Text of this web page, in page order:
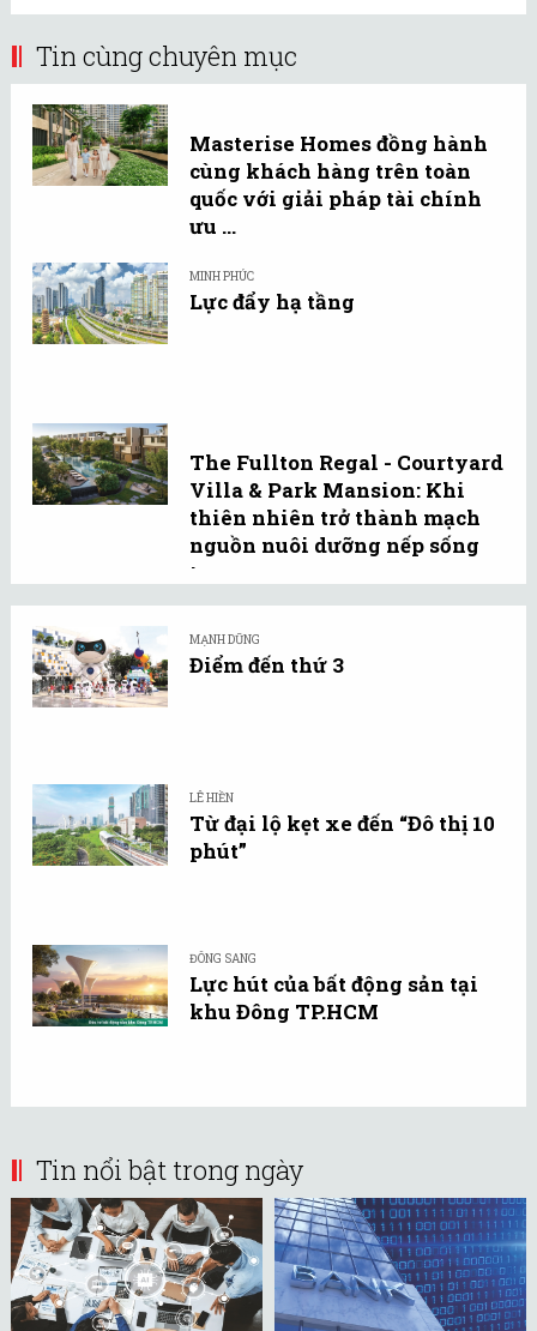
Tin cùng chuyên mục
Masterise Homes đồng hành
cùng khách hàng trên toàn
quốc với giải pháp tài chính
ưu ...
MINH PHÚC
Lực đẩy hạ tầng
The Fullton Regal - Courtyard
Villa & Park Mansion: Khi
thiên nhiên trở thành mạch
nguồn nuôi dưỡng nếp sống
tự ...
MẠNH DŨNG
Điểm đến thứ 3
LÊ HIỀN
Từ đại lộ kẹt xe đến “Đô thị 10
phút”
ĐÔNG SANG
Lực hút của bất động sản tại
khu Đông TP.HCM
Tin nổi bật trong ngày